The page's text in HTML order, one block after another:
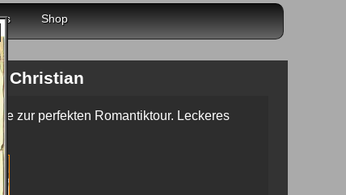
Shop
Christian
zur perfekten Romantiktour. Leckeres